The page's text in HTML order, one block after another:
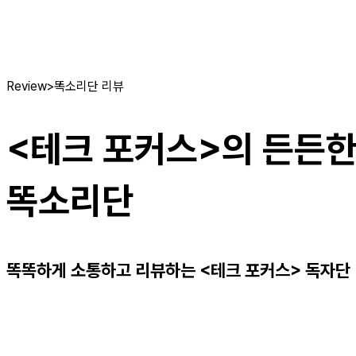
Review>똑소리단 리뷰
<테크 포커스>의 든든
똑소리단
똑똑하게 소통하고 리뷰하는 <테크 포커스> 독자단